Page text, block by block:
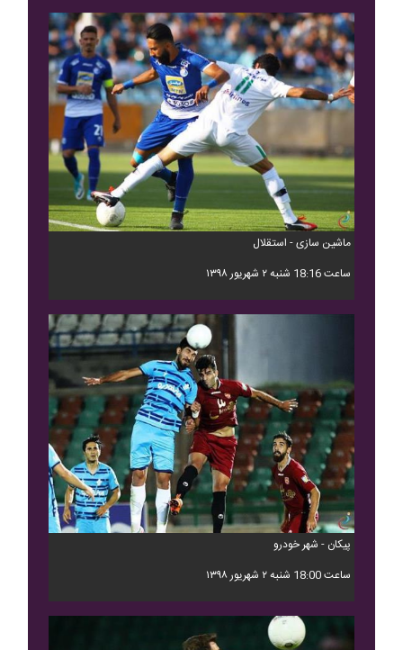
ماشین سازی - استقلال
ساعت 18:16 شنبه ۲ شهریور ۱۳۹۸
پيکان - شهر خودرو
ساعت 18:00 شنبه ۲ شهریور ۱۳۹۸